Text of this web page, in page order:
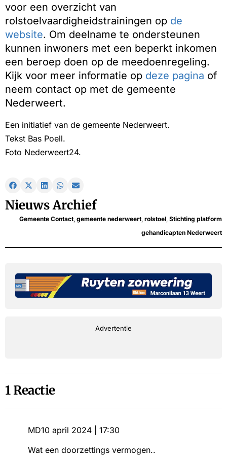
voor een overzicht van
rolstoelvaardigheidstrainingen op de
website. Om deelname te ondersteunen
kunnen inwoners met een beperkt inkomen
een beroep doen op de meedoenregeling.
Kijk voor meer informatie op deze pagina of
neem contact op met de gemeente
Nederweert.
Een initiatief van de gemeente Nederweert.
Tekst Bas Poell.
Foto Nederweert24.
Nieuws Archief
Gemeente Contact gemeente nederweert rolstoel Stichting platform
gehandicapten Nederweert
Advertentie
1 Reactie
MD10 april 2024 | 17:30
Wat een doorzettings vermogen..